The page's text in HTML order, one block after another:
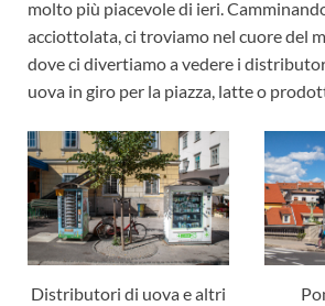
molto più piacevole di ieri.
acciottolata, ci troviamo nel cuore del
dove ci divertiamo a vedere i
uova in giro per la piazza, latte o
Distributori di uova e altri